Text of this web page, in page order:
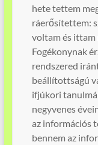
hete tettem
ráerősítettem:
voltam és ittam
Fogékonynak
rendszered
beállítottságú
ifjúkori
negyvenes
az információs
bennem az